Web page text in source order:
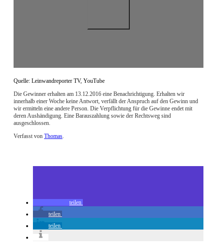
Quelle: Leinwandreporter TV, YouTube
Die Gewinner erhalten am 13.12.2016 eine Benachrichtigung. Erhalten wir
innerhalb einer Woche keine Antwort, verfällt der Anspruch auf den Gewinn und
wir ermitteln eine andere Person. Die Verpflichtung für die Gewinne endet mit
deren Aushändigung. Eine Barauszahlung sowie der Rechtsweg sind
ausgeschlossen.
Verfasst von Thomas
teilen
teilen
teilen